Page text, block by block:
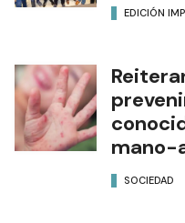
EDICIÓN
mano-
SOCIEDAD